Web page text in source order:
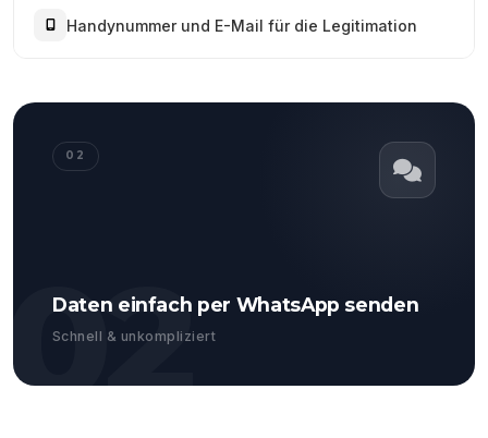
Handynummer und E-Mail für die Legitimation
02
02
Daten einfach per WhatsApp senden
Schnell & unkompliziert